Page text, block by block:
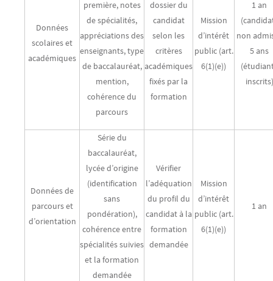
Données
scolaires et
académiques
première, notes
de spécialités,
appréciations des
enseignants, type
de baccalauréat,
mention,
cohérence du
parcours
dossier du
candidat
selon les
critères
académiques
fixés par la
formation
Mission
d’intérêt
public (art.
6(1)(e))
1 an
non
5 ans
inscrits)
Données de
parcours et
d’orientation
Série du
baccalauréat,
lycée d’origine
(identification
sans
pondération),
cohérence entre
spécialités suivies
et la formation
demandée
Vérifier
l’adéquation
du profil du
candidat à la
formation
demandée
Mission
d’intérêt
public (art.
6(1)(e))
1 an